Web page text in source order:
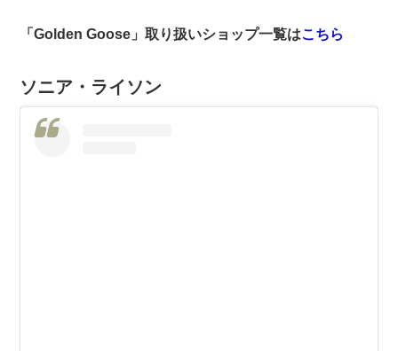
「Golden Goose」取り扱いショップ一覧はこちら
ソニア・ライソン